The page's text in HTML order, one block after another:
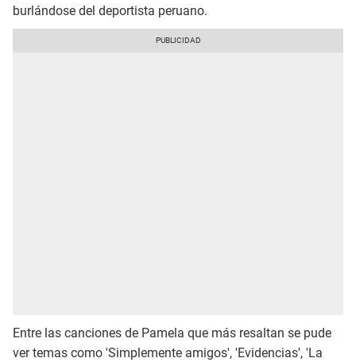
burlándose del deportista peruano.
Entre las canciones de Pamela que más resaltan se pude
ver temas como 'Simplemente amigos', 'Evidencias', 'La